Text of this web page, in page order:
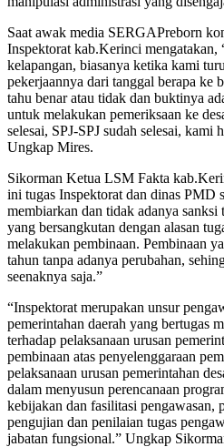
Saat awak media SERGAPreborn
Inspektorat kab.Kerinci mengatakan,
kelapangan, biasanya ketika kami
pekerjaannya dari tanggal berapa ke
tahu benar atau tidak dan buktinya
untuk melakukan pemeriksaan ke
selesai, SPJ-SPJ sudah selesai, kami
Ungkap Mires.
Sikorman Ketua LSM Fakta
ini tugas Inspektorat dan dinas PMD
membiarkan dan tidak adanya sanksi
yang bersangkutan dengan alasan
melakukan pembinaan. Pembinaan
tahun tanpa adanya perubahan,
seenaknya saja.”
“Inspektorat merupakan unsur
pemerintahan daerah yang bertugas
terhadap pelaksanaan urusan
pembinaan atas penyelenggaraan
pelaksanaan urusan pemerintahan
dalam menyusun perencanaan
kebijakan dan fasilitasi pengawasan,
pengujian dan penilaian tugas
jabatan fungsional.” Ungkap